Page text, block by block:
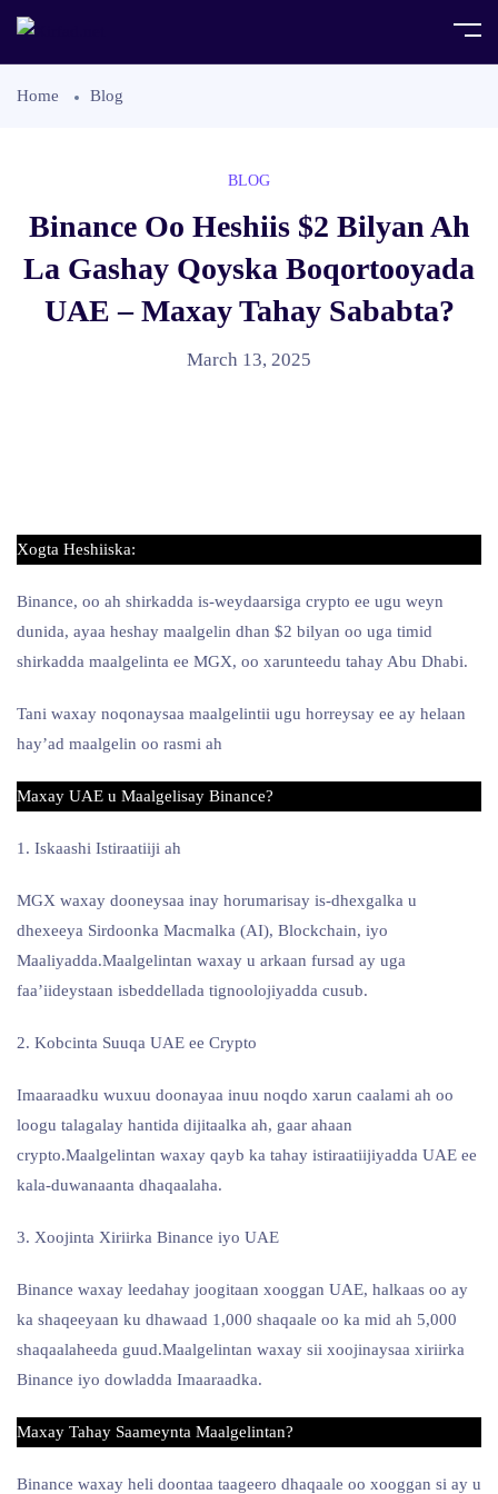
Home Blog
BLOG
Binance Oo Heshiis $2 Bilyan Ah
La Gashay Qoyska Boqortooyada
UAE – Maxay Tahay Sababta?
March 13, 2025
Xogta Heshiiska:
Binance, oo ah shirkadda is-weydaarsiga crypto ee ugu weyn
dunida, ayaa heshay maalgelin dhan $2 bilyan oo uga timid
shirkadda maalgelinta ee MGX, oo xarunteedu tahay Abu Dhabi.
Tani waxay noqonaysaa maalgelintii ugu horreysay ee ay helaan
hay’ad maalgelin oo rasmi ah
Maxay UAE u Maalgelisay Binance?
1. Iskaashi Istiraatiiji ah
MGX waxay dooneysaa inay horumarisay is-dhexgalka u
dhexeeya Sirdoonka Macmalka (AI), Blockchain, iyo
Maaliyadda.Maalgelintan waxay u arkaan fursad ay uga
faa’iideystaan isbeddellada tignoolojiyadda cusub.
2. Kobcinta Suuqa UAE ee Crypto
Imaaraadku wuxuu doonayaa inuu noqdo xarun caalami ah oo
loogu talagalay hantida dijitaalka ah, gaar ahaan
crypto.Maalgelintan waxay qayb ka tahay istiraatiijiyadda UAE ee
kala-duwanaanta dhaqaalaha.
3. Xoojinta Xiriirka Binance iyo UAE
Binance waxay leedahay joogitaan xooggan UAE, halkaas oo ay
ka shaqeeyaan ku dhawaad 1,000 shaqaale oo ka mid ah 5,000
shaqaalaheeda guud.Maalgelintan waxay sii xoojinaysaa xiriirka
Binance iyo dowladda Imaaraadka.
Maxay Tahay Saameynta Maalgelintan?
Binance waxay heli doontaa taageero dhaqaale oo xooggan si ay u